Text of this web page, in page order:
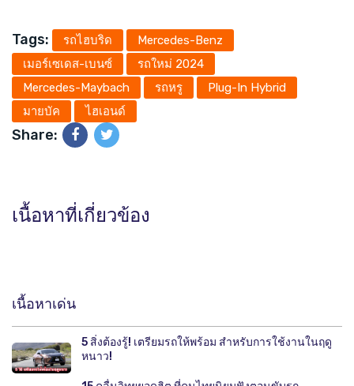
Tags: รถไฮบริด
Mercedes-Benz
เมอร์เซเดส-เบนซ์
รถใหม่ 2024
Mercedes-Maybach
รถหรู
Plug-In Hybrid
มายบัค
ไฮเอนด์
Share:
เนื้อหาที่เกี่ยวข้อง
เนื้อหาเด่น
5 สิ่งต้องรู้! เตรียมรถให้พร้อม สำหรับการใช้งานในฤดู
หนาว!